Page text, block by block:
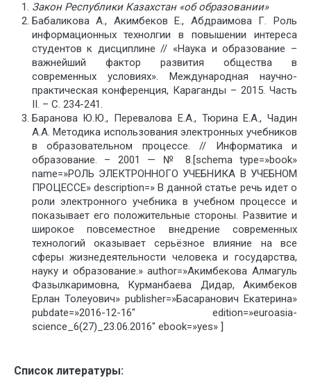
Закон Республики Казахстан «об образовании»
Бабаликова А., Акимбеков Е., Абдраимова Г. Роль
информационных технолгии в повышении интереса
студентов к дисциплине // «Наука и образование –
важнейший фактор развития общества в
современных условиях». Международная научно-
практическая конференция, Караганды – 2015. Часть
ІІ. – С. 234-241.
Баранова Ю.Ю., Перевалова Е.А., Тюрина Е.А., Чадин
А.А. Методика использования электронных учебников
в образовательном процессе. // Информатика и
образование. – 2001 — № 8.[schema type=»book»
name=»РОЛЬ ЭЛЕКТРОННОГО УЧЕБНИКА В УЧЕБНОМ
ПРОЦЕССЕ» description=» В данной статье речь идет о
роли электронного учебника в учебном процессе и
показывает его положительные стороны. Развитие и
широкое повсеместное внедрение современных
технологий оказывает серьёзное влияние на все
сферы жизнедеятельности человека и государства,
науку и образование.» author=»Акимбекова Алмагуль
Фазылкаримовна, Курманбаева Дидар, Акимбеков
Ерлан Толеуович» publisher=»Басаранович Екатерина»
pubdate=»2016-12-16″ edition=»euroasia-
science_6(27)_23.06.2016″ ebook=»yes» ]
Список литературы: